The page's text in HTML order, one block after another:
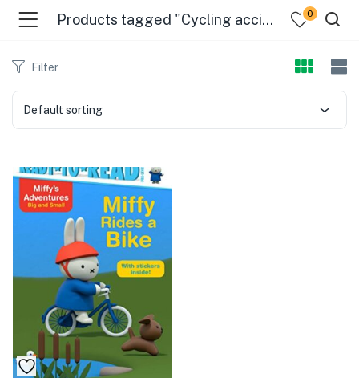
Products tagged "Cycling accidents - Fiction" 0
Filter
Default sorting